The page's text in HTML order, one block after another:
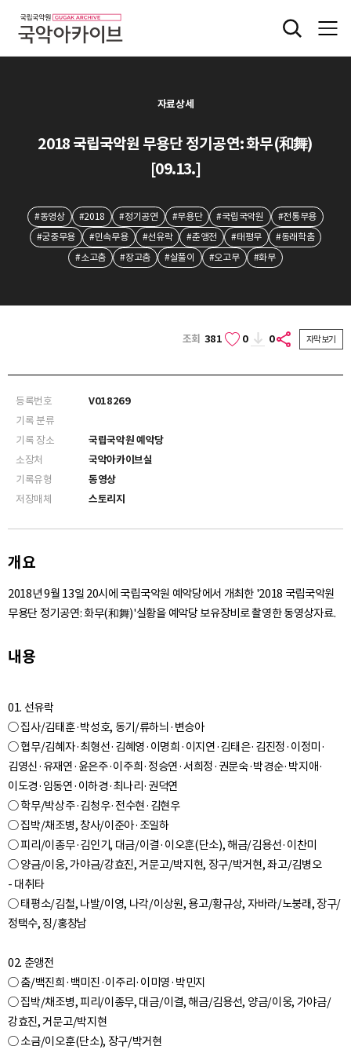
자료상세
2018 국립국악원 무용단 정기공연: 화무(和舞)
[09.13.]
#동영상 #2018 #정기공연 #무용단 #국립국악원
#전통무용
#궁중무용
#민속무용 #선유락 #춘앵전 #태평무
#동래학춤
#소고춤
#장고춤 #살풀이 #오고무 #화무
조회 381 0 0 자막보기
등록번호
V018269
기록 분류
기록 장소
국립국악원 예악당
소장처
국악아카이브실
기록유형
동영상
저장매체
스토리지
개요
2018년 9월 13일 20시에 국립국악원 예악당에서 개최한 '2018 국립국악원
무용단 정기공연: 화무(和舞)'실황을 예악당 보유장비로 촬영한 동영상자료.
내용
01. 선유락
○ 집사/김태훈·박성호, 동기/류하늬·변승아
○ 협무/김혜자·최형선·김혜영·이명희·이지연·김태은·김진정·이정미·
김영신·유재연·윤은주·이주희·정승연·서희정·권문숙·박경순·박지애·
이도경·임동연·이하경·최나리·권덕연
○ 학무/박상주·김청우·전수현·김현우
○ 집박/채조병, 창사/이준아·조일하
○ 피리/이종무·김인기, 대금/이결·이오훈(단소), 해금/김용선·이찬미
○ 양금/이웅, 가야금/강효진, 거문고/박지현, 장구/박거현, 좌고/김병오
- 대취타
○ 태평소/김철, 나발/이영, 나각/이상원, 용고/황규상, 자바라/노붕래, 장구/
정택수, 징/홍창남
02. 춘앵전
○ 춤/백진희·백미진·이주리·이미영·박민지
○ 집박/채조병, 피리/이종무, 대금/이결, 해금/김용선, 양금/이웅, 가야금/
강효진, 거문고/박지현
○ 소금/이오훈(단소), 장구/박거현